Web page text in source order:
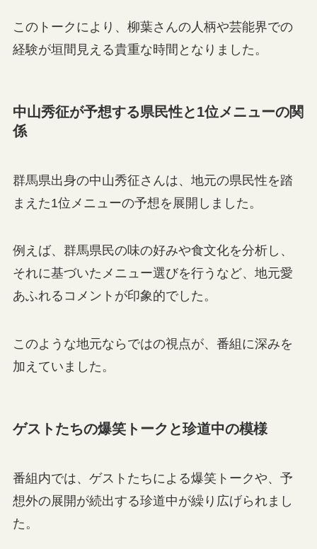
このトークにより、柳葉さんの人柄や芸能界での
経験が垣間見える貴重な時間となりました。
中山秀征が予想する県民性と1位メニューの関
係
群馬県出身の中山秀征さんは、地元の県民性を踏
まえた1位メニューの予想を展開しました。
例えば、群馬県民の味の好みや食文化を分析し、
それに基づいたメニュー選びを行うなど、地元愛
あふれるコメントが印象的でした。
このような地元ならではの視点が、番組に深みを
加えていました。
ゲストたちの爆笑トークと珍道中の模様
番組内では、ゲストたちによる爆笑トークや、予
想外の展開が続出する珍道中が繰り広げられまし
た。